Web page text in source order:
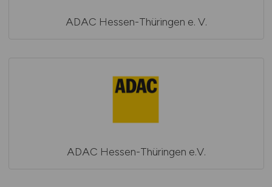
ADAC Hessen-Thüringen e. V.
ADAC Hessen-Thüringen e.V.